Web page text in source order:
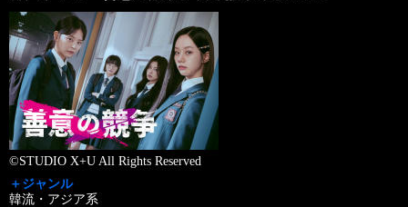
©STUDIO X+U All Rights Reserved
＋ジャンル
韓流・アジア系